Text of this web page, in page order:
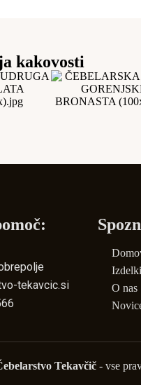
kakovosti
tekavcic.si
O nas
Tekavčič- vse